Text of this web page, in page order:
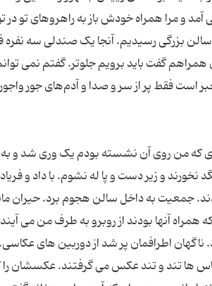
آمد و مرا همراه خودش باز به راهروهای تو
سالن بزرگی رسیدیم. آنجا یک صندلی سه
گفت باید برویم جلوتر. گفتم نمی
که من روی آن نشسته بودم یک وری شد و به
نخورند و زیر دست و پا له نشوم. با داد و
جمعیت به داخل سالن هجوم برد. حیران
که همراه آنها بودند از روبرو به طرف من
اطرافمان پر شد از دوربین های
ها تند و تند عکس می گرفتند. عکسشان را